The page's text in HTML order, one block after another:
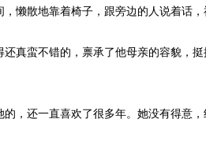
懒散地靠着椅子，跟旁边的人说着话
真蛮不错的，禀承了他母亲的容貌，
，还一直喜欢了很多年。她没有得意